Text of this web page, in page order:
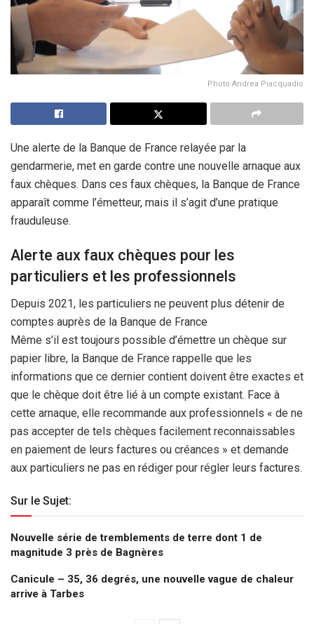
Photo Andrea Piacquadio
Une alerte de la Banque de France relayée par la
gendarmerie, met en garde contre une nouvelle arnaque aux
faux chèques. Dans ces faux chèques, la Banque de France
apparaît comme l’émetteur, mais il s’agit d’une pratique
frauduleuse.
Alerte aux faux chèques pour les
particuliers et les professionnels
Depuis 2021, les particuliers ne peuvent plus détenir de
comptes auprès de la Banque de France
Même s’il est toujours possible d’émettre un chèque sur
papier libre, la Banque de France rappelle que les
informations que ce dernier contient doivent être exactes et
que le chèque doit être lié à un compte existant. Face à
cette arnaque, elle recommande aux professionnels « de ne
pas accepter de tels chèques facilement reconnaissables
en paiement de leurs factures ou créances » et demande
aux particuliers ne pas en rédiger pour régler leurs factures.
Sur le Sujet:
Nouvelle série de tremblements de terre dont 1 de
magnitude 3 près de Bagnères
Canicule – 35, 36 degrés, une nouvelle vague de chaleur
arrive à Tarbes